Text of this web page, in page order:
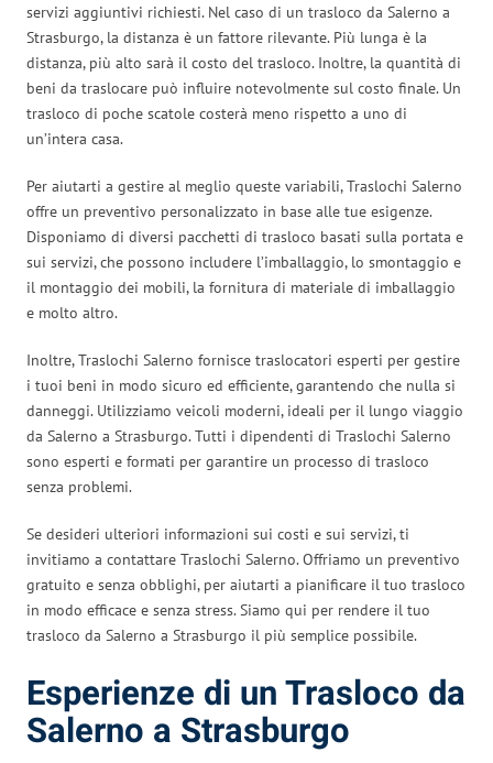
servizi aggiuntivi richiesti. Nel caso di un trasloco da Salerno a
Strasburgo, la distanza è un fattore rilevante. Più lunga è la
distanza, più alto sarà il costo del trasloco. Inoltre, la quantità di
beni da traslocare può influire notevolmente sul costo finale. Un
trasloco di poche scatole costerà meno rispetto a uno di
un’intera casa.
Per aiutarti a gestire al meglio queste variabili, Traslochi Salerno
offre un preventivo personalizzato in base alle tue esigenze.
Disponiamo di diversi pacchetti di trasloco basati sulla portata e
sui servizi, che possono includere l’imballaggio, lo smontaggio e
il montaggio dei mobili, la fornitura di materiale di imballaggio
e molto altro.
Inoltre, Traslochi Salerno fornisce traslocatori esperti per gestire
i tuoi beni in modo sicuro ed efficiente, garantendo che nulla si
danneggi. Utilizziamo veicoli moderni, ideali per il lungo viaggio
da Salerno a Strasburgo. Tutti i dipendenti di Traslochi Salerno
sono esperti e formati per garantire un processo di trasloco
senza problemi.
Se desideri ulteriori informazioni sui costi e sui servizi, ti
invitiamo a contattare Traslochi Salerno. Offriamo un preventivo
gratuito e senza obblighi, per aiutarti a pianificare il tuo trasloco
in modo efficace e senza stress. Siamo qui per rendere il tuo
trasloco da Salerno a Strasburgo il più semplice possibile.
Esperienze di un Trasloco da
Salerno a Strasburgo